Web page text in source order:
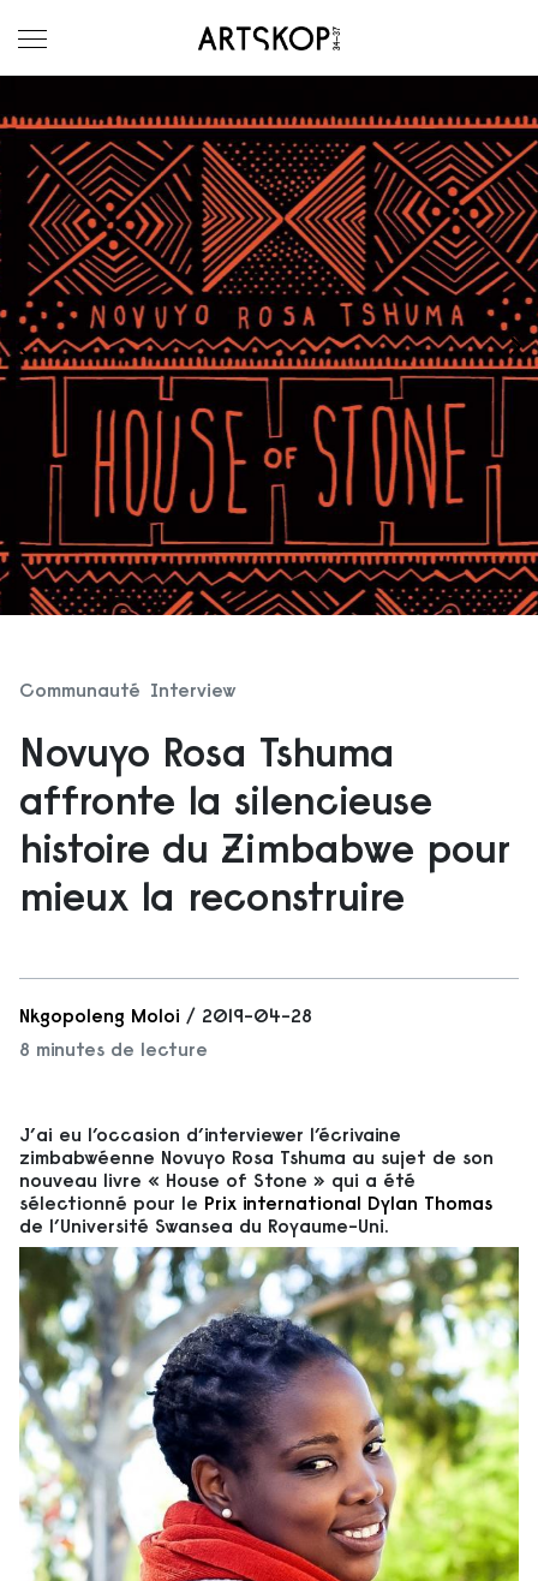
Ouvrir le menu
Communauté Interview
Novuyo Rosa Tshuma
affronte la silencieuse
histoire du Zimbabwe pour
mieux la reconstruire
Nkgopoleng Moloi / 2019-04-28
8 minutes de lecture
J’ai eu l’occasion d’interviewer l’écrivaine
zimbabwéenne Novuyo Rosa Tshuma au sujet de son
nouveau livre « House of Stone » qui a été
sélectionné pour le Prix international Dylan Thomas
de l’Université Swansea du Royaume-Uni.